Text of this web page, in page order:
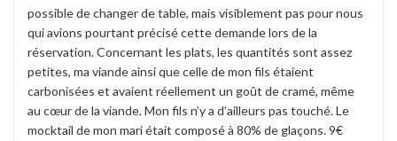
possible de changer de table, mais visiblement pas pour nous
qui avions pourtant précisé cette demande lors de la
réservation. Concernant les plats, les quantités sont assez
petites, ma viande ainsi que celle de mon fils étaient
carbonisées et avaient réellement un goût de cramé, même
au cœur de la viande. Mon fils n’y a d’ailleurs pas touché. Le
mocktail de mon mari était composé à 80% de glaçons. 9€